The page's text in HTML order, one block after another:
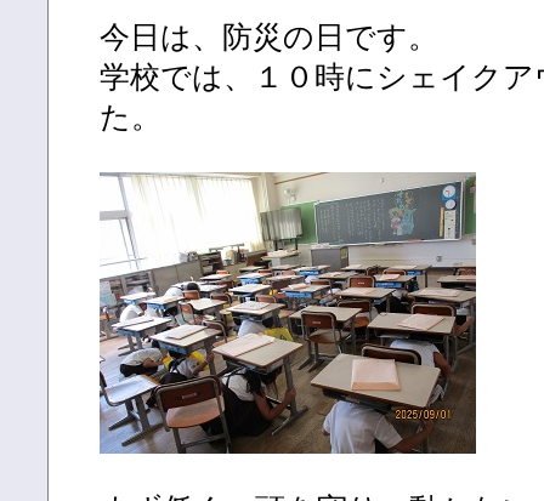
今日は、防災の日です。
学校では、１０時にシェイク
た。